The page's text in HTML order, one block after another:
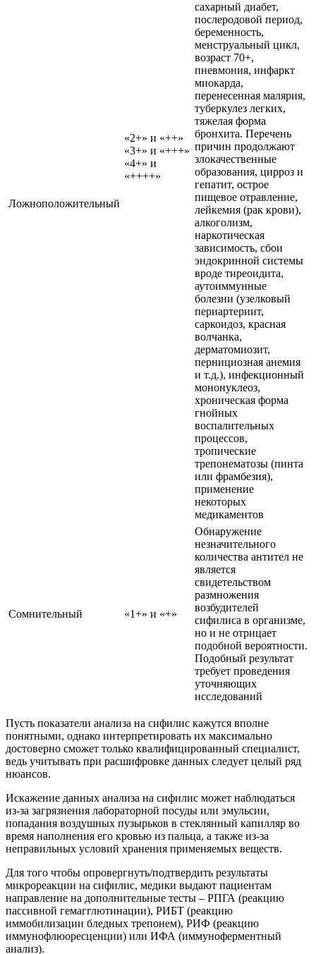
«2+» и «++»
«3+» и «+++»
«4+» и
«++++»
Ложноположительный
сахарный диабет,
послеродовой период,
беременность,
менструальный цикл,
возраст 70+,
пневмония, инфаркт
миокарда,
перенесенная малярия,
туберкулез легких,
тяжелая форма
бронхита. Перечень
причин продолжают
злокачественные
образования, цирроз и
гепатит, острое
пищевое отравление,
лейкемия (рак крови),
алкоголизм,
наркотическая
зависимость, сбои
эндокринной системы
вроде тиреоидита,
аутоиммунные
болезни (узелковый
периартериит,
саркоидоз, красная
волчанка,
дерматомиозит,
пернициозная анемия
и т.д.), инфекционный
мононуклеоз,
хроническая форма
гнойных
воспалительных
процессов,
тропические
трепонематозы (пинта
или фрамбезия),
применение
некоторых
медикаментов
Сомнительный «1+» и «+»
Обнаружение
незначительного
количества антител не
является
свидетельством
размножения
возбудителей
сифилиса в организме,
но и не отрицает
подобной вероятности.
Подобный результат
требует проведения
уточняющих
исследований
Пусть показатели анализа на сифилис кажутся вполне
понятными, однако интерпретировать их максимально
достоверно сможет только квалифицированный специалист,
ведь учитывать при расшифровке данных следует целый ряд
нюансов.
Искажение данных анализа на сифилис может наблюдаться
из-за загрязнения лабораторной посуды или эмульсии,
попадания воздушных пузырьков в стеклянный капилляр во
время наполнения его кровью из пальца, а также из-за
неправильных условий хранения применяемых веществ.
Для того чтобы опровергнуть/подтвердить результаты
микрореакции на сифилис, медики выдают пациентам
направление на дополнительные тесты – РПГА (реакцию
пассивной гемагглютинации), РИБТ (реакцию
иммобилизации бледных трепонем), РИФ (реакцию
иммунофлюоресценции) или ИФА (иммуноферментный
анализ).